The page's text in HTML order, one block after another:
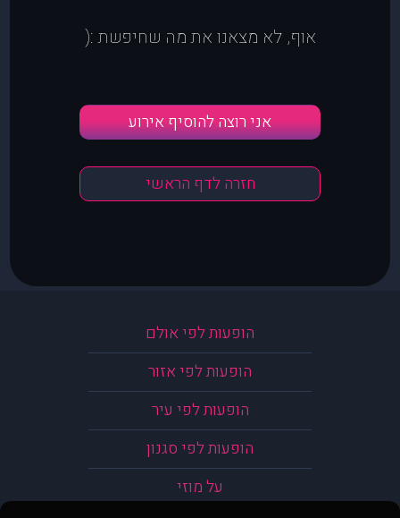
אוף, לא מצאנו את מה שחיפשת :(
אני רוצה להוסיף אירוע
חזרה לדף הראשי
הופעות לפי אולם
הופעות לפי אזור
הופעות לפי עיר
הופעות לפי סגנון
על מוזי